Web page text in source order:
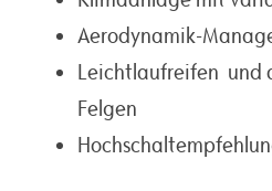
Aerodynamik-
Leichtlaufreifen und
Felgen